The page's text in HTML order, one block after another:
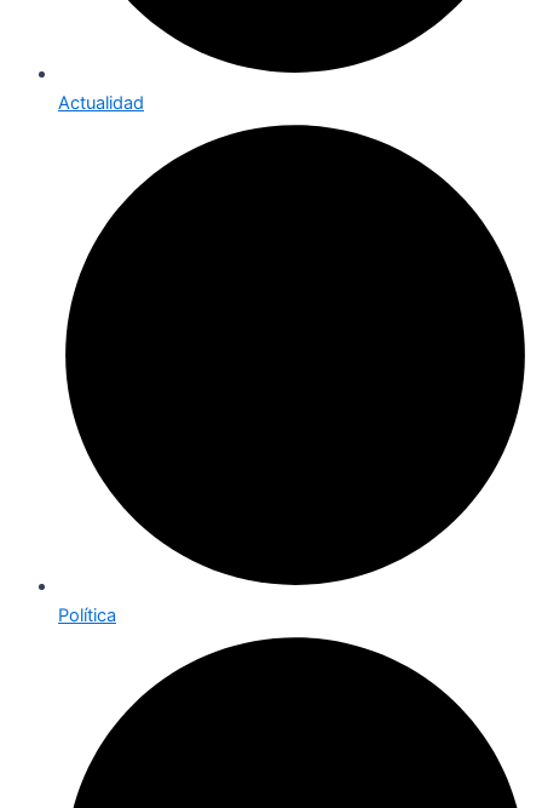
Actualidad
Política